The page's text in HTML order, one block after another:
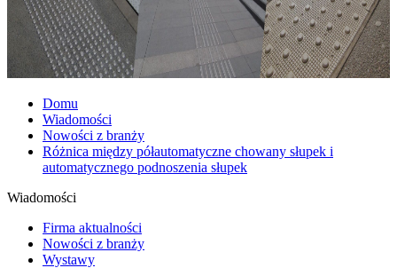
Domu
Wiadomości
Nowości z branży
Różnica między półautomatyczne chowany słupek i
automatycznego podnoszenia słupek
Wiadomości
Firma aktualności
Nowości z branży
Wystawy